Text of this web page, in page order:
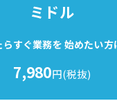
ミドル
らすぐ業務を 始めたい方
7,980円(税抜)